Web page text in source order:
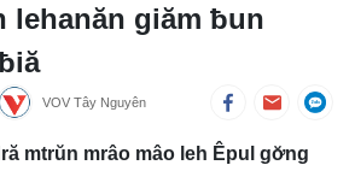
lehanăn giăm ƀun
VOV Tây Nguyên
mtrŭn mrâo mâo leh Êpul gơ̆ng